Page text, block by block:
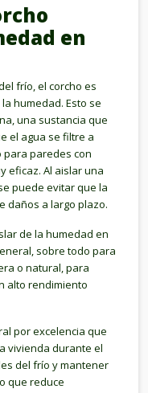
en
frío, el corcho es
humedad. Esto se
una sustancia que
el agua se filtre a
para paredes con
eficaz. Al aislar una
puede evitar que la
daños a largo plazo.
de la humedad en
sobre todo para
o natural, para
alto rendimiento
por excelencia que
vivienda durante el
del frío y mantener
que reduce